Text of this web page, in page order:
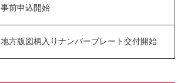
事前申込開始
地方版図柄入りナンバープレート交付開始